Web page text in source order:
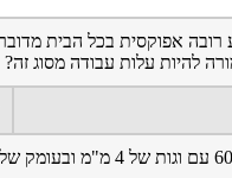
להיות עלות עבודה מסוג זה?